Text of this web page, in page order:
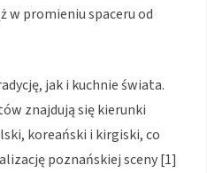
w promieniu spaceru od
jak i kuchnie świata.
znajdują się kierunki
koreański i kirgiski, co
poznańskiej sceny [1]